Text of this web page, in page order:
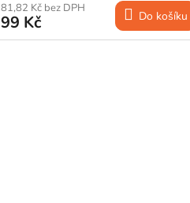
81,82 Kč bez DPH
99 Kč Do košíku